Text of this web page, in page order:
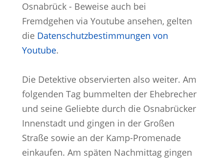
Osnabrück - Beweise auch bei
Fremdgehen via Youtube ansehen, gelten
die Datenschutzbestimmungen von
Youtube.
Die Detektive observierten also weiter. Am
folgenden Tag bummelten der Ehebrecher
und seine Geliebte durch die Osnabrücker
Innenstadt und gingen in der Großen
Straße sowie an der Kamp-Promenade
einkaufen. Am späten Nachmittag gingen